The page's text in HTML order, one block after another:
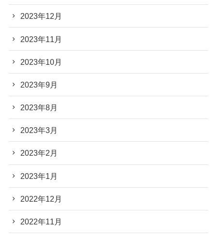
2023年12月
2023年11月
2023年10月
2023年9月
2023年8月
2023年3月
2023年2月
2023年1月
2022年12月
2022年11月